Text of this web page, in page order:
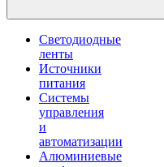
Светодиодные
ленты
Источники
питания
Системы
управления
и
автоматизации
Алюминиевые